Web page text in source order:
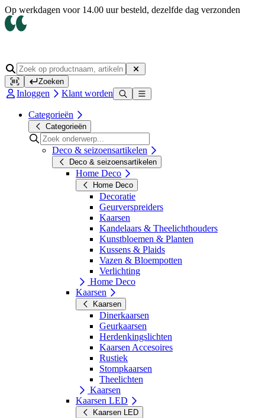
Op werkdagen voor 14.00 uur besteld, dezelfde dag verzonden
Zoeken
Inloggen Klant worden
Categorieën
Categorieën
Deco & seizoensartikelen
Deco & seizoensartikelen
Home Deco
Home Deco
Decoratie
Geurverspreiders
Kaarsen
Kandelaars & Theelichthouders
Kunstbloemen & Planten
Kussens & Plaids
Vazen & Bloempotten
Verlichting
Home Deco
Kaarsen
Kaarsen
Dinerkaarsen
Geurkaarsen
Herdenkingslichten
Kaarsen Accesoires
Rustiek
Stompkaarsen
Theelichten
Kaarsen
Kaarsen LED
Kaarsen LED